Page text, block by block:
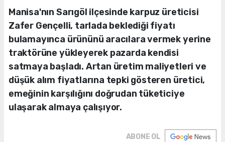
Manisa'nın Sarıgöl ilçesinde karpuz üreticisi
Zafer Gençelli, tarlada beklediği fiyatı
bulamayınca ürününü aracılara vermek yerine
traktörüne yükleyerek pazarda kendisi
satmaya başladı. Artan üretim maliyetleri ve
düşük alım fiyatlarına tepki gösteren üretici,
emeğinin karşılığını doğrudan tüketiciye
ulaşarak almaya çalışıyor.
ABONE OL